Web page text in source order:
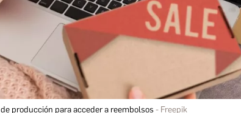
producción para acceder a reembolsos Freepik